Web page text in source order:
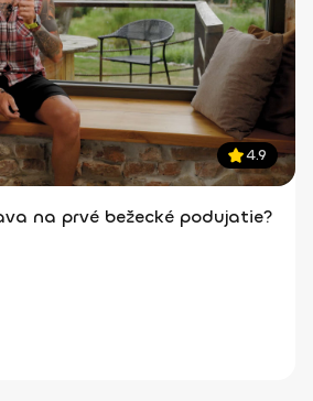
4.9
na prvé bežecké podujatie?